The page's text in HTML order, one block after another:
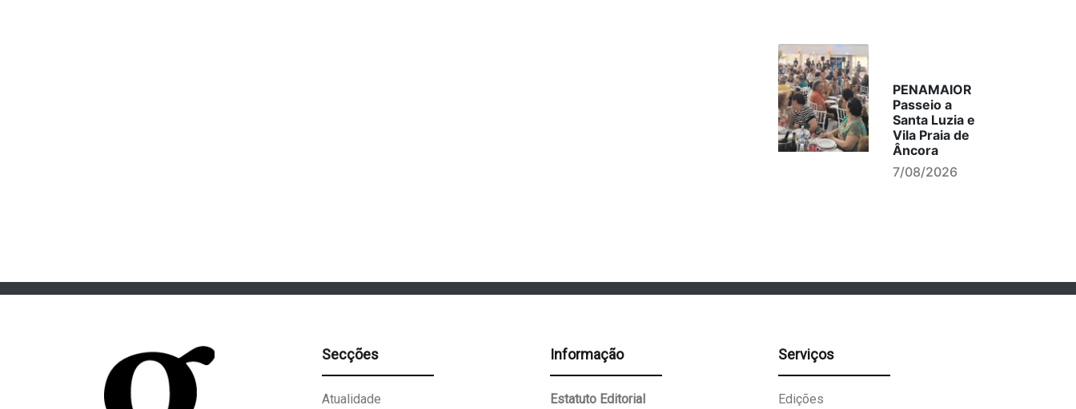
PENAMAIOR
Passeio a
Santa Luzia e
Vila Praia de
Âncora
7/08/2026
Secções
Atualidade
Informação
Estatuto Editorial
Serviços
Edições